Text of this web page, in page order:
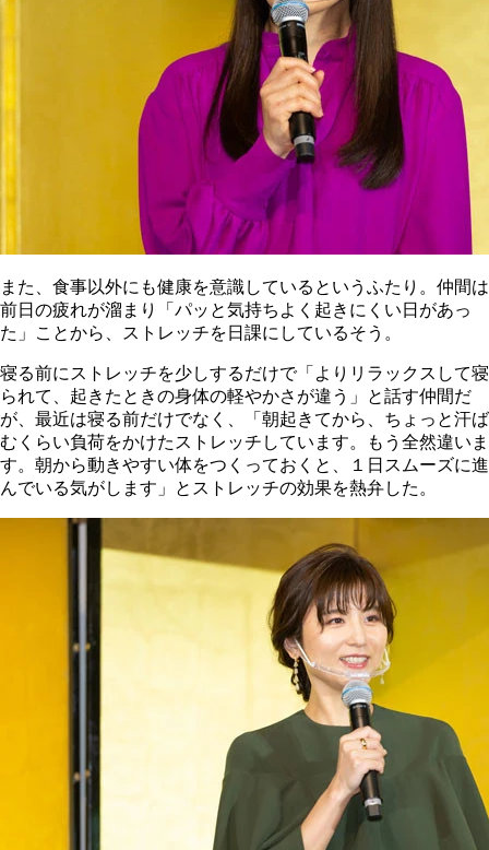
また、食事以外にも健康を意識しているというふたり。仲間は
前日の疲れが溜まり「パッと気持ちよく起きにくい日があっ
た」ことから、ストレッチを日課にしているそう。
寝る前にストレッチを少しするだけで「よりリラックスして寝
られて、起きたときの身体の軽やかさが違う」と話す仲間だ
が、最近は寝る前だけでなく、「朝起きてから、ちょっと汗ば
むくらい負荷をかけたストレッチしています。もう全然違いま
す。朝から動きやすい体をつくっておくと、１日スムーズに進
んでいる気がします」とストレッチの効果を熱弁した。